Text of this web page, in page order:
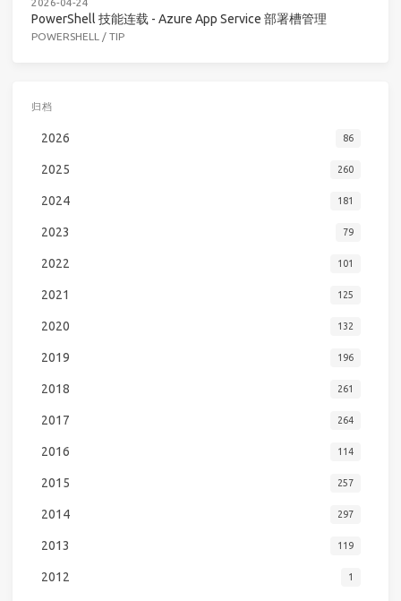
PowerShell 技能连载 - Azure App Service 部署槽管理
POWERSHELL / TIP
归档
2026 86
2025 260
2024 181
2023 79
2022 101
2021 125
2020 132
2019 196
2018 261
2017 264
2016 114
2015 257
2014 297
2013 119
2012 1